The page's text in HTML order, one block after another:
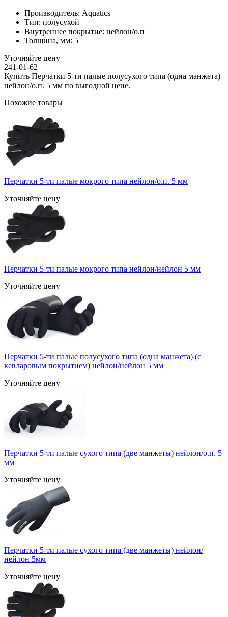
Производитель: Aquatics
Тип: полусухой
Внутреннее покрытие: нейлон/о.п
Толщина, мм: 5
Уточняйте цену
241-01-62
Купить Перчатки 5-ти палые полусухого типа (одна манжета)
нейлон/о.п. 5 мм по выгодной цене.
Похожие товары
Перчатки 5-ти палые мокрого типа нейлон/о.п. 5 мм
Уточняйте цену
Перчатки 5-ти палые мокрого типа нейлон/нейлон 5 мм
Уточняйте цену
Перчатки 5-ти палые полусухого типа (одна манжета) (с
кевларовым покрытием) нейлон/нейлон 5 мм
Уточняйте цену
Перчатки 5-ти палые сухого типа (две манжеты) нейлон/о.п. 5
мм
Уточняйте цену
Перчатки 5-ти палые сухого типа (две манжеты) нейлон/
нейлон 5мм
Уточняйте цену